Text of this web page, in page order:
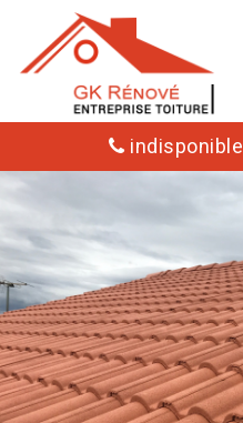
indisponible